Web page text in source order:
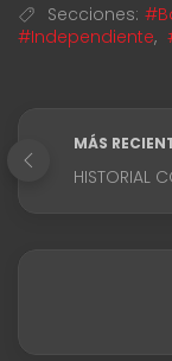
Secciones:
#Independiente,
MÁS
HISTORIAL